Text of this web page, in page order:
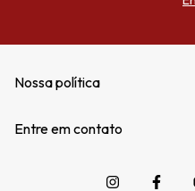
Nossa política
Entre em contato